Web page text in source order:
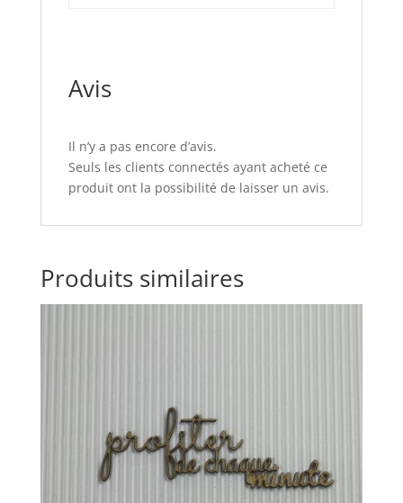
Avis
Il n’y a pas encore d’avis.
Seuls les clients connectés ayant acheté ce
produit ont la possibilité de laisser un avis.
Produits similaires